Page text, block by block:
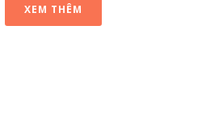
XEM THÊM